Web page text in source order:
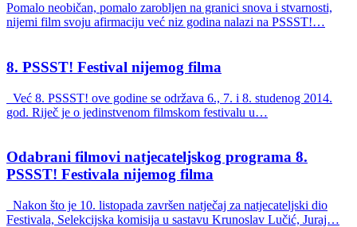
Pomalo neobičan, pomalo zarobljen na granici snova i stvarnosti,
nijemi film svoju afirmaciju već niz godina nalazi na PSSST!…
8. PSSST! Festival nijemog filma
Već 8. PSSST! ove godine se održava 6., 7. i 8. studenog 2014.
god. Riječ je o jedinstvenom filmskom festivalu u…
Odabrani filmovi natjecateljskog programa 8.
PSSST! Festivala nijemog filma
Nakon što je 10. listopada završen natječaj za natjecateljski dio
Festivala, Selekcijska komisija u sastavu Krunoslav Lučić, Juraj…